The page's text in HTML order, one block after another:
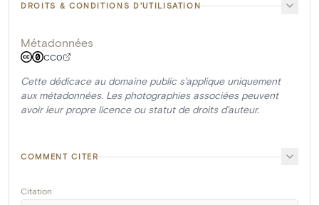
DROITS & CONDITIONS D'UTILISATION
Métadonnées
CC0
Cette dédicace au domaine public s'applique uniquement
aux métadonnées. Les photographies associées peuvent
avoir leur propre licence ou statut de droits d'auteur.
COMMENT CITER
Citation